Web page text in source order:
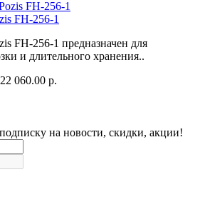
FH-256-1
FH-256-1 предназначен для
и длительного хранения..
060.00 р.
на новости, скидки, акции!